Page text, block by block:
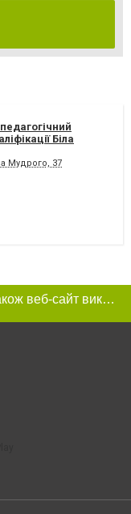
Біла
Мудрого, 37
Цей сайт використовує «cookies». Також веб-сайт використовує інтернет-сервіс для збору технічних даних стосовно відвідувачів з метою отримання маркетингової та статистичної інформації. Умови обробки даних відвідувачів сайту див.